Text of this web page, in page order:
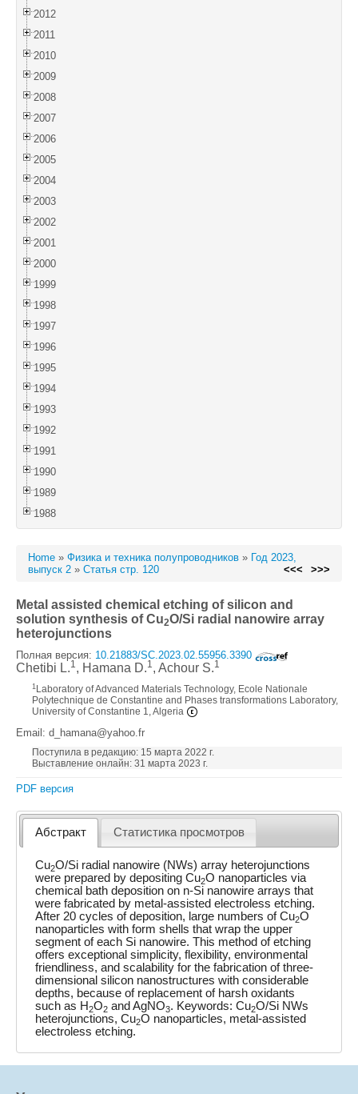
2012
2011
2010
2009
2008
2007
2006
2005
2004
2003
2002
2001
2000
1999
1998
1997
1996
1995
1994
1993
1992
1991
1990
1989
1988
Home » Физика и техника полупроводников » Год 2023,
выпуск 2 » Статья стр. 120 <<< >>>
Metal assisted chemical etching of silicon and
solution synthesis of Cu2O/Si radial nanowire array
heterojunctions
Полная версия: 10.21883/SC.2023.02.55956.3390
Chetibi L.1, Hamana D.1, Achour S.1
1 Laboratory of Advanced Materials Technology, Ecole Nationale
Polytechnique de Constantine and Phases transformations Laboratory,
University of Constantine 1, Algeria
Email: d_hamana@yahoo.fr
Поступила в редакцию: 15 марта 2022 г.
Выставление онлайн: 31 марта 2023 г.
PDF версия
Абстракт Статистика просмотров
Cu2O/Si radial nanowire (NWs) array heterojunctions
were prepared by depositing Cu2O nanoparticles via
chemical bath deposition on n-Si nanowire arrays that
were fabricated by metal-assisted electroless etching.
After 20 cycles of deposition, large numbers of Cu2O
nanoparticles with form shells that wrap the upper
segment of each Si nanowire. This method of etching
offers exceptional simplicity, flexibility, environmental
friendliness, and scalability for the fabrication of three-
dimensional silicon nanostructures with considerable
depths, because of replacement of harsh oxidants
such as H2O2 and AgNO3. Keywords: Cu2O/Si NWs
heterojunctions, Cu2O nanoparticles, metal-assisted
electroless etching.